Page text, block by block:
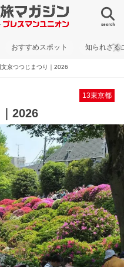
search
おすすめスポット 知られざる
京つつじまつり｜2026
13東京都
2026